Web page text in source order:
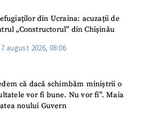
din Ucraina: acuzații de
„Constructorul” din Chișinău
7 august 2026, 08:06
că dacă schimbăm miniștrii o
vor fi bune. Nu vor fi”. Maia
noului Guvern